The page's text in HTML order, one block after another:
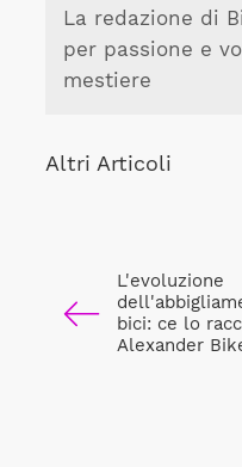
La redazione di
per passione e
mestiere
Altri Articoli
L'evoluzione
bici: ce lo
Alexander